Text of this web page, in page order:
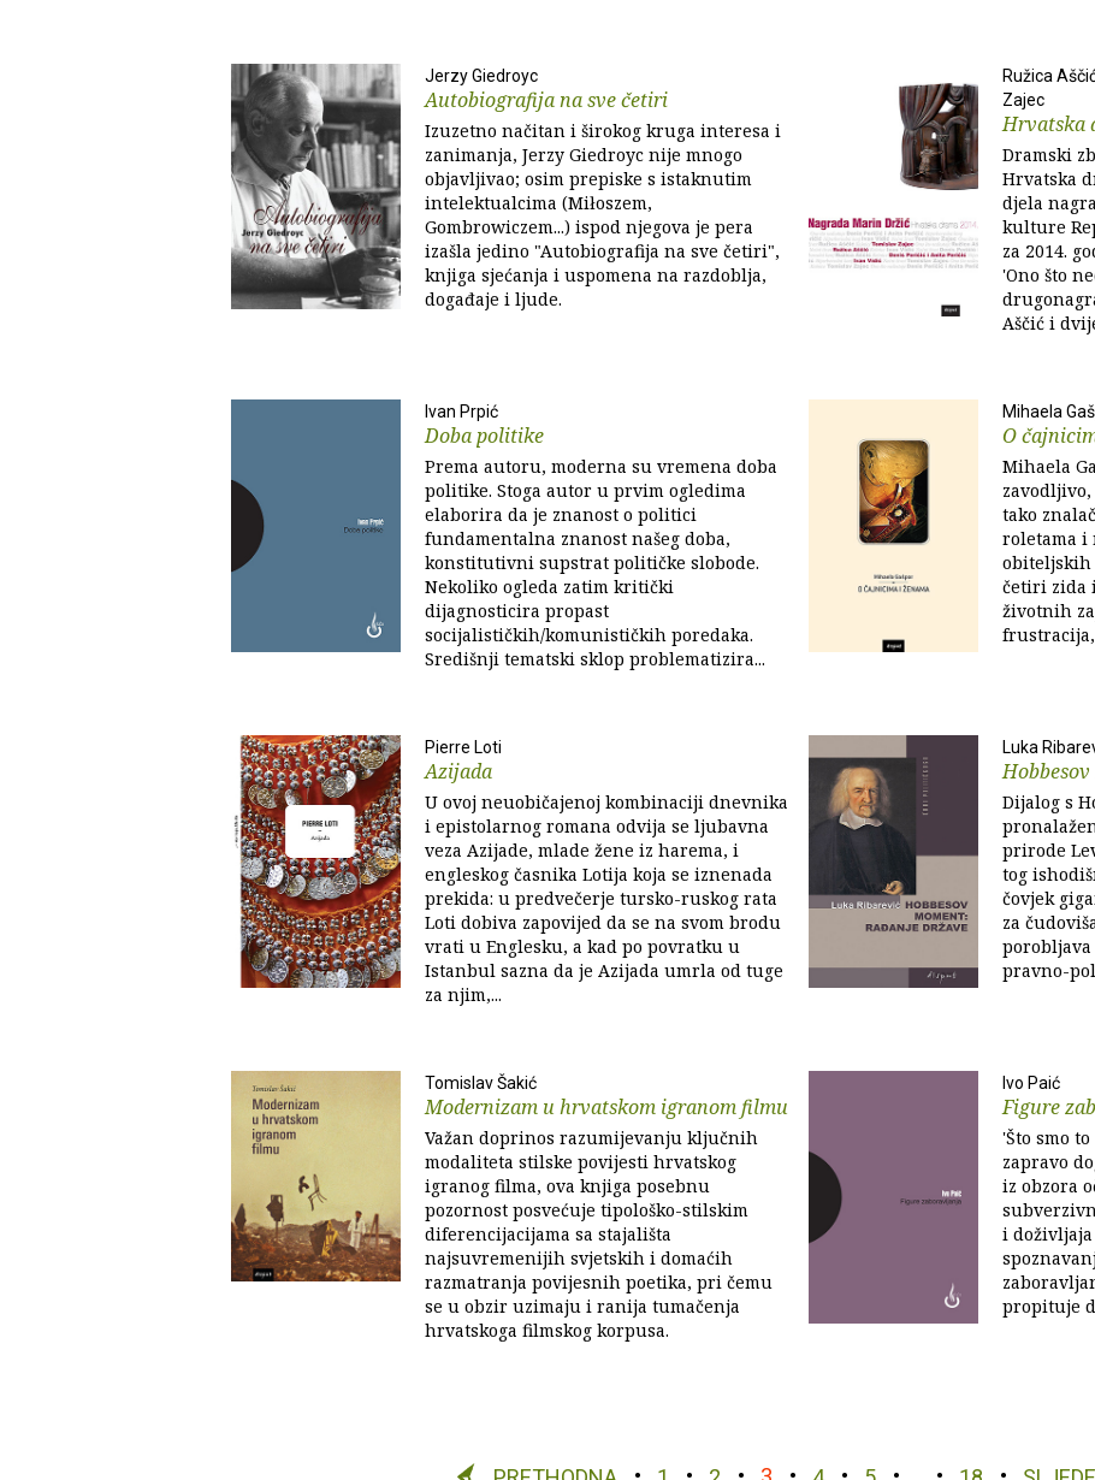
Jerzy Giedroyc
Autobiografija na sve četiri
Izuzetno načitan i širokog kruga interesa i
zanimanja, Jerzy Giedroyc nije mnogo
objavljivao; osim prepiske s istaknutim
intelektualcima (Miłoszem,
Gombrowiczem...) ispod njegova je pera
izašla jedino "Autobiografija na sve četiri",
knjiga sjećanja i uspomena na razdoblja,
događaje i ljude.
Ružica
Zajec
Hrvatska
Dramski
Hrvatska
djela
kulture
za 2014.
'Ono što
Aščić i
Ivan Prpić
Doba politike
Prema autoru, moderna su vremena doba
politike. Stoga autor u prvim ogledima
elaborira da je znanost o politici
fundamentalna znanost našeg doba,
konstitutivni supstrat političke slobode.
Nekoliko ogleda zatim kritički
dijagnosticira propast
socijalističkih/komunističkih poredaka.
Središnji tematski sklop problematizira...
Mihaela
O
Mihaela
tako
roletama i
obiteljskih
četiri zida
životnih
Pierre Loti
Azijada
U ovoj neuobičajenoj kombinaciji dnevnika
i epistolarnog romana odvija se ljubavna
veza Azijade, mlade žene iz harema, i
engleskog časnika Lotija koja se iznenada
prekida: u predvečerje tursko-ruskog rata
Loti dobiva zapovijed da se na svom brodu
vrati u Englesku, a kad po povratku u
Istanbul sazna da je Azijada umrla od tuge
za njim,...
Luka
Dijalog s
prirode
tog
čovjek
za
porobljava
pravno-
Tomislav Šakić
Modernizam u hrvatskom igranom filmu
Važan doprinos razumijevanju ključnih
modaliteta stilske povijesti hrvatskog
igranog filma, ova knjiga posebnu
pozornost posvećuje tipološko-stilskim
diferencijacijama sa stajališta
najsuvremenijih svjetskih i domaćih
razmatranja povijesnih poetika, pri čemu
se u obzir uzimaju i ranija tumačenja
hrvatskoga filmskog korpusa.
Ivo Paić
Figure
'Što smo
zapravo
iz obzora
i
propituje